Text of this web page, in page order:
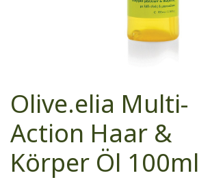
Olive.elia Multi-
Action Haar &
Körper Öl 100ml